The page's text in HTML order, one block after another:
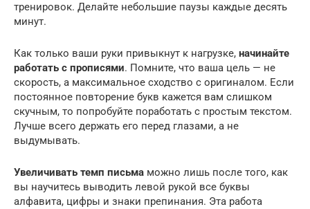
тренировок. Делайте небольшие паузы каждые десять
минут.
Как только ваши руки привыкнут к нагрузке, начинайте
работать с прописями. Помните, что ваша цель — не
скорость, а максимальное сходство с оригиналом. Если
постоянное повторение букв кажется вам слишком
скучным, то попробуйте поработать с простым текстом.
Лучше всего держать его перед глазами, а не
выдумывать.
Увеличивать темп письма можно лишь после того, как
вы научитесь выводить левой рукой все буквы
алфавита, цифры и знаки препинания. Эта работа